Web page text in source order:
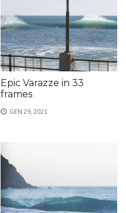
Epic Varazze in 33
frames
GEN 29, 2021